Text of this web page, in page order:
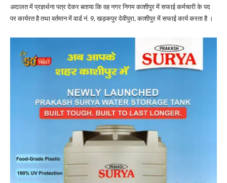
अदालत में प्रज्ञर्थना पत्र देकर बताया कि वह नगर निगम काशीपुर में सफाई कर्मचारी के पद
पर कार्यरत है तथा वर्तमान में वार्ड नं. 9, खड़कपुर देवीपुरा, काशीपुर में सफाई कार्य करता है ।